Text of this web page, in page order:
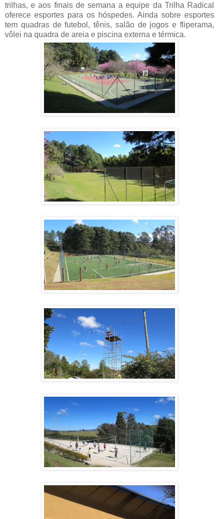
trilhas, e aos finais de semana a equipe da Trilha Radical
oferece esportes para os hóspedes. Ainda sobre esportes
tem quadras de futebol, tênis, salão de jogos e fliperama,
vôlei na quadra de areia e piscina externa e térmica.